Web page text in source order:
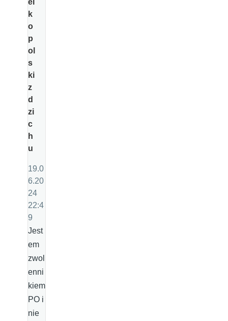
el
k
o
p
ol
s
ki
z
d
zi
c
h
u
19.0
6.20
24
22:4
9
Jest
em
zwol
enni
kiem
PO i
nie